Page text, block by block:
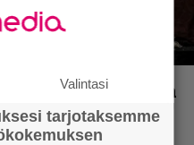
kotimaisen
Valintasi
tarjotaksemme